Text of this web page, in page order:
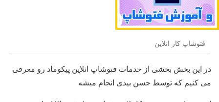
فتوشاپ کار انلاین
در این بخش بخشی از خدمات فتوشاپ انلاین پیکوماد رو معرفی
می کنیم که توسط حسن بیدی انجام میشه